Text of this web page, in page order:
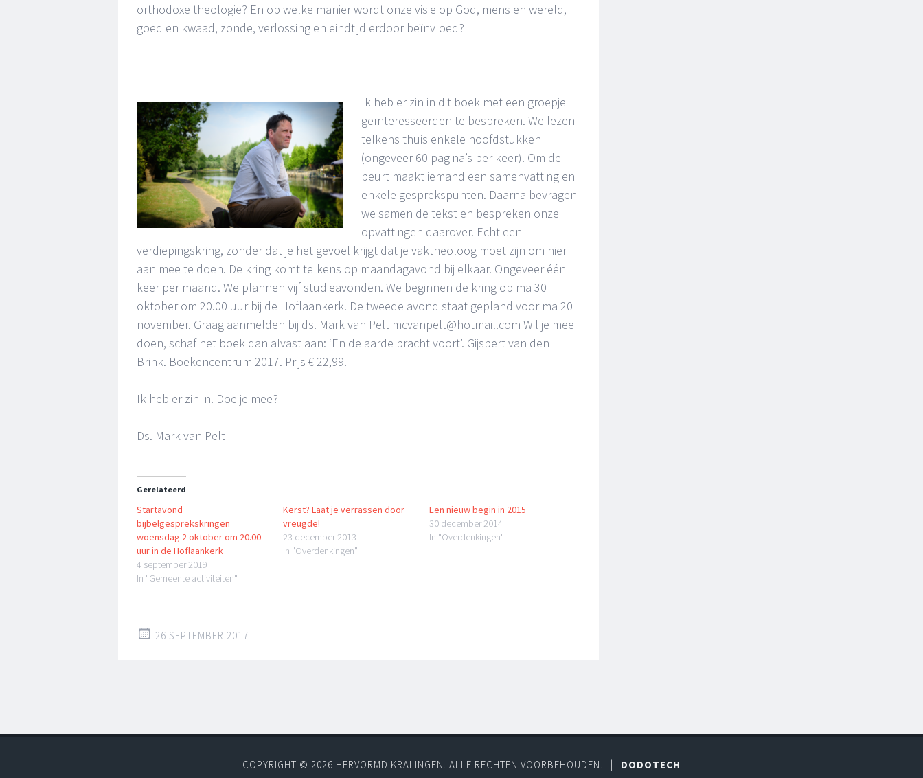
orthodoxe theologie? En op welke manier wordt onze visie op God, mens en wereld,
goed en kwaad, zonde, verlossing en eindtijd erdoor beïnvloed?
Ik heb er zin in dit boek met een groepje
geïnteresseerden te bespreken. We lezen
telkens thuis enkele hoofdstukken
(ongeveer 60 pagina’s per keer). Om de
beurt maakt iemand een samenvatting en
enkele gesprekspunten. Daarna bevragen
we samen de tekst en bespreken onze
opvattingen daarover. Echt een
verdiepingskring, zonder dat je het gevoel krijgt dat je vaktheoloog moet zijn om hier
aan mee te doen. De kring komt telkens op maandagavond bij elkaar. Ongeveer één
keer per maand. We plannen vijf studieavonden. We beginnen de kring op ma 30
oktober om 20.00 uur bij de Hoflaankerk. De tweede avond staat gepland voor ma 20
november. Graag aanmelden bij ds. Mark van Pelt mcvanpelt@hotmail.com Wil je mee
doen, schaf het boek dan alvast aan: ‘En de aarde bracht voort’. Gijsbert van den
Brink. Boekencentrum 2017. Prijs € 22,99.
Ik heb er zin in. Doe je mee?
Ds. Mark van Pelt
Gerelateerd
Startavond
bijbelgesprekskringen
woensdag 2 oktober om 20.00
uur in de Hoflaankerk
4 september 2019
In "Gemeente activiteiten"
Kerst? Laat je verrassen door
vreugde!
23 december 2013
In "Overdenkingen"
Een nieuw begin in 2015
30 december 2014
In "Overdenkingen"
26 SEPTEMBER 2017
COPYRIGHT © 2026 HERVORMD KRALINGEN. ALLE RECHTEN VOORBEHOUDEN. | DODOTECH